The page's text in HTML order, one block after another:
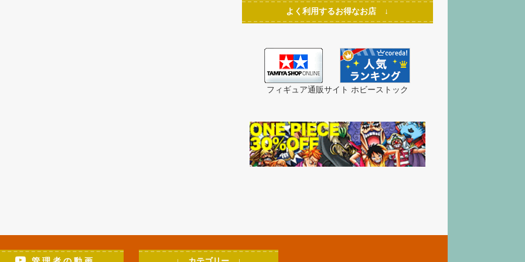
よく利用するお得なお店 ↓
フィギュア通販サイト ホビーストック